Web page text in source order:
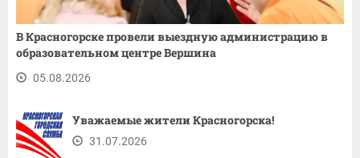
В Красногорске провели выездную администрацию в
образовательном центре Вершина
05.08.2026
Уважаемые жители Красногорска!
31.07.2026